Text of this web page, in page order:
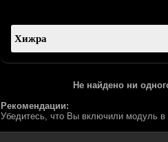
Не найдено ни
Рекомендации:
Убедитесь, что Вы включили модуль в